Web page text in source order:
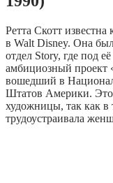
Ретта Скотт
в Walt Disney. Она
отдел Story, где под
амбициозный
вошедший в
Штатов Америки. Это
художницы, так как в
трудоустраивала